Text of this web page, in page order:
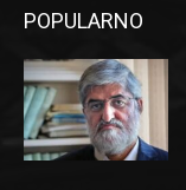
POPULARNO